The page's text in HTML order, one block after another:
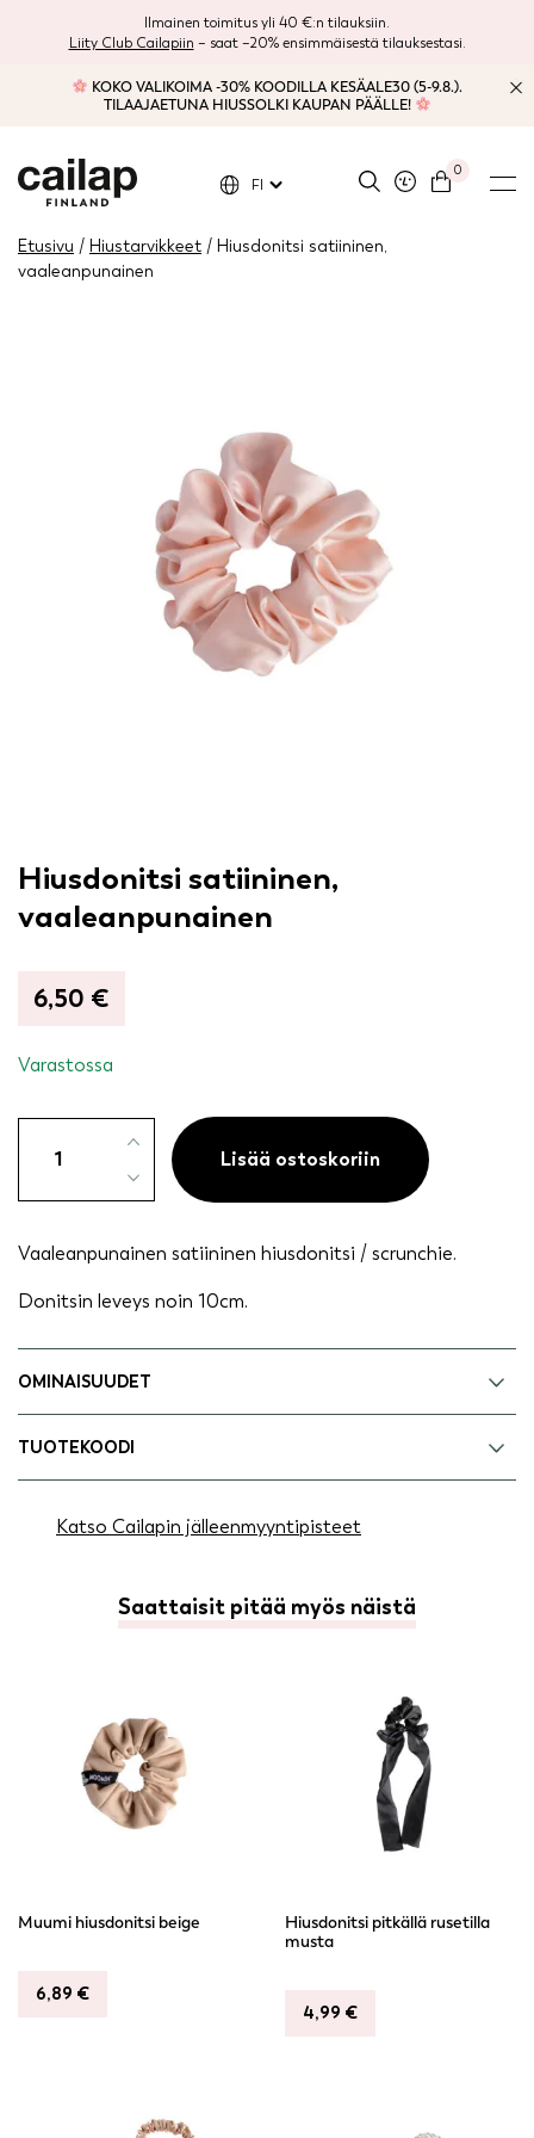
Ilmainen toimitus yli 40 €:n tilauksiin.
Liity Club Cailapiin – saat –20% ensimmäisestä tilauksestasi.
KOKO VALIKOIMA -30% KOODILLA KESÄALE30 (5-9.8.).
TILAAJAETUNA HIUSSOLKI KAUPAN PÄÄLLE!
0
FI
Etusivu / Hiustarvikkeet / Hiusdonitsi satiininen,
vaaleanpunainen
Hiusdonitsi satiininen,
vaaleanpunainen
6,50 €
Varastossa
satiininen,
vaaleanpunainen
Lisää ostoskoriin
Vaaleanpunainen satiininen hiusdonitsi / scrunchie.
Donitsin leveys noin 10cm.
OMINAISUUDET
TUOTEKOODI
Katso Cailapin jälleenmyyntipisteet
Saattaisit pitää myös näistä
Muumi hiusdonitsi beige
6,89 €
Hiusdonitsi pitkällä rusetilla
musta
4,99 €